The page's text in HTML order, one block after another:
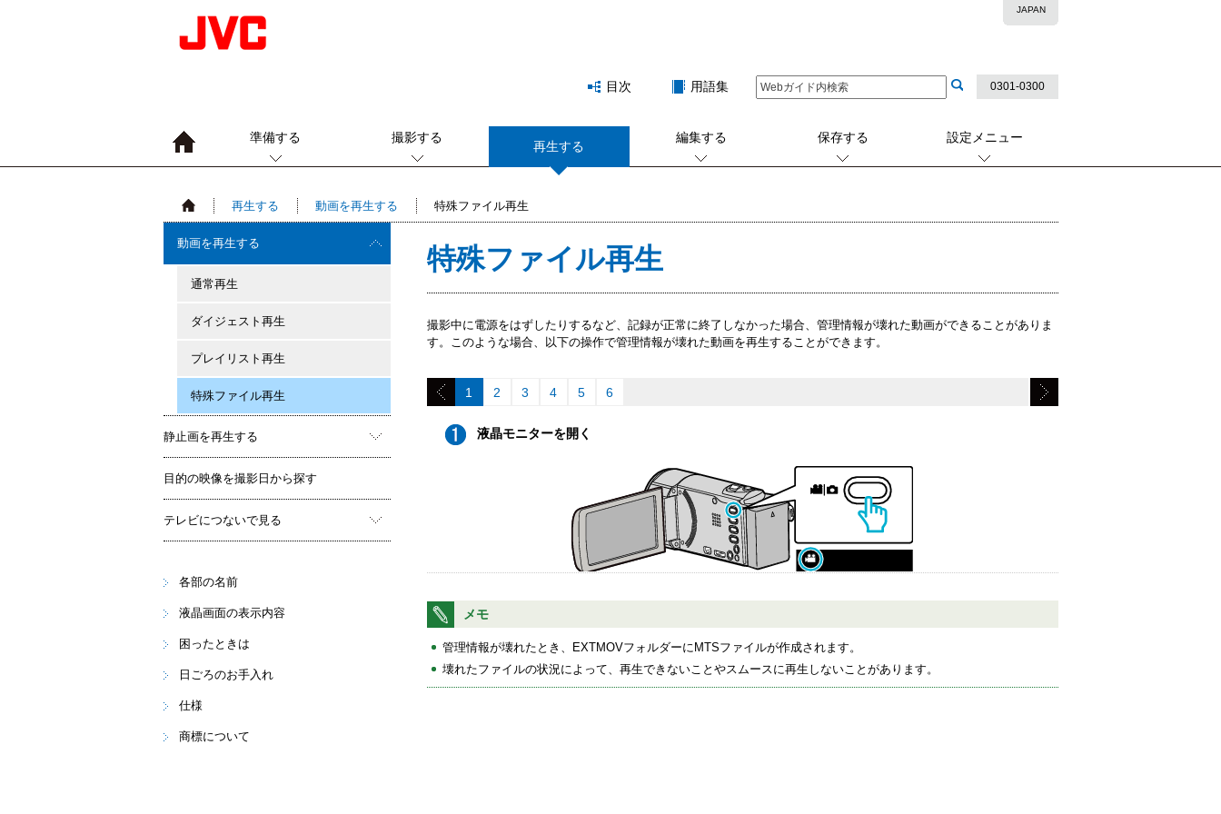
JAPAN
0301-0300
用語集
目次
準備する 撮影する
再生する
編集する 保存する 設定メニュー
再生する 動画を再生する 特殊ファイル再生
動画を再生する
通常再生
ダイジェスト再生
プレイリスト再生
特殊ファイル再生
静止画を再生する
目的の映像を撮影日から探す
テレビにつないで見る
各部の名前
液晶画面の表示内容
困ったときは
日ごろのお手入れ
仕様
商標について
特殊ファイル再生
撮影中に電源をはずしたりするなど、記録が正常に終了しなかった場合、管理情報が壊れた動画ができることがありま
す。このような場合、以下の操作で管理情報が壊れた動画を再生することができます。
1 2 3 4 5 6
液晶モニターを開く
になっているときは、撮影画面の
をタッチして、モード切り換え画面を表示してくだ
さい。
メモ
管理情報が壊れたとき、EXTMOVフォルダーにMTSファイルが作成されます。
壊れたファイルの状況によって、再生できないことやスムースに再生しないことがあります。